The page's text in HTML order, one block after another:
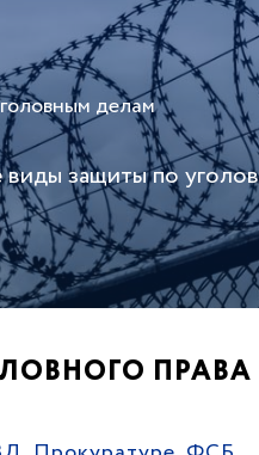
делам
защиты по
ПРАВА